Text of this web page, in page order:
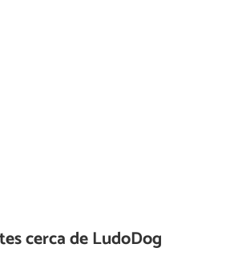
cerca deLudoDog